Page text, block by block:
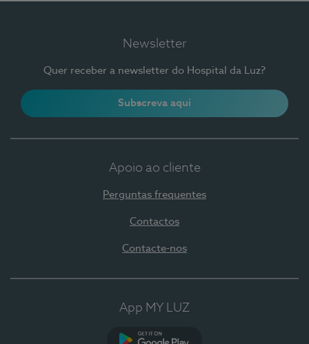
Newsletter
Quer receber a newsletter do Hospital da Luz?
Subscreva aqui
Apoio ao cliente
Perguntas frequentes
Contactos
Contacte-nos
App MY LUZ